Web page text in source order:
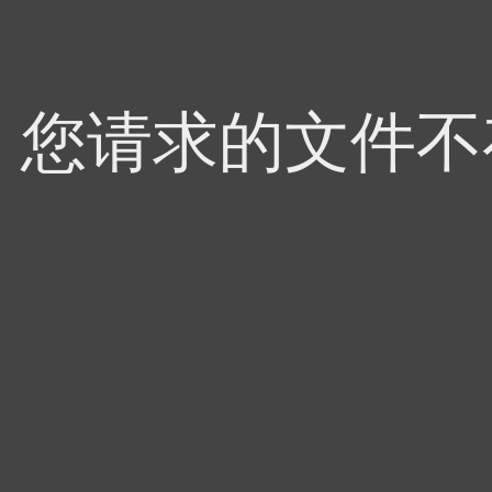
您请求的文件